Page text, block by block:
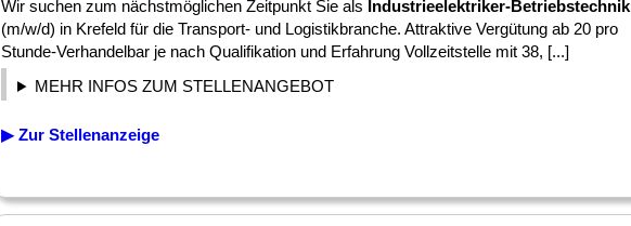
Wir suchen zum nächstmöglichen Zeitpunkt Sie als Industrieelektriker-Betriebstechnik
(m/w/d) in Krefeld für die Transport- und Logistikbranche. Attraktive Vergütung ab 20 pro
Stunde-Verhandelbar je nach Qualifikation und Erfahrung Vollzeitstelle mit 38, [...]
MEHR INFOS ZUM STELLENANGEBOT
▶ Zur Stellenanzeige